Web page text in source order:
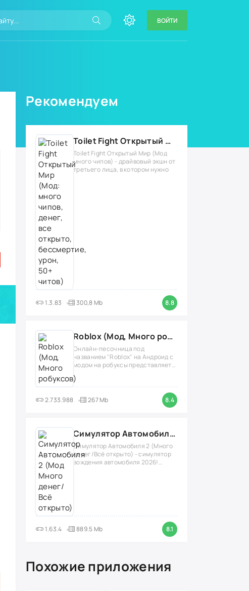
ВОЙТИ
Рекомендуем
Toilet Fight Открытый Мир (Мод: много чипов, денег, все открыто, бессмертие, урон, 50+ читов)
Toilet Fight Открытый Мир (Мод
много чипов) - драйвовый экшн от
третьего лица, в котором нужно
1.3.83 300,8 Mb 8.8
Roblox (Мод, Много робуксов)
Онлайн-песочница под
названием "Roblox" на Андроид с
модом на робуксы представляет
собой
2.733.988 267 Mb 8.4
Симулятор Автомобиля 2 (Мод Много денег/Всё открыто)
Симулятор Автомобиля 2 (Много
денег/Всё открыто) - симулятор
вождения автомобиля 2026!
1.63.4 889.5 Mb 8.1
Похожие приложения